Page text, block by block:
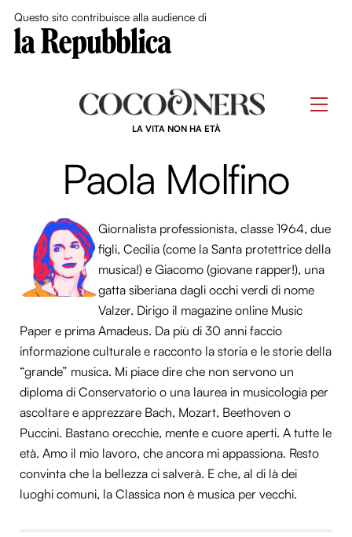
Questo sito contribuisce alla audience di
LA VITA NON HA ETÀ
Paola Molfino
Giornalista professionista, classe 1964, due
figli, Cecilia (come la Santa protettrice della
musica!) e Giacomo (giovane rapper!), una
gatta siberiana dagli occhi verdi di nome
Valzer. Dirigo il magazine online Music
Paper e prima Amadeus. Da più di 30 anni faccio
informazione culturale e racconto la storia e le storie della
“grande” musica. Mi piace dire che non servono un
diploma di Conservatorio o una laurea in musicologia per
ascoltare e apprezzare Bach, Mozart, Beethoven o
Puccini. Bastano orecchie, mente e cuore aperti. A tutte le
età. Amo il mio lavoro, che ancora mi appassiona. Resto
convinta che la bellezza ci salverà. E che, al di là dei
luoghi comuni, la Classica non è musica per vecchi.